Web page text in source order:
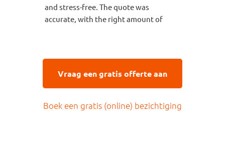
and stress-free. The quote was
accurate, with the right amount of
highly recommend them to anyone
looking for a reliable and efficient
moving company.
Vraag een gratis offerte aan
Boek een gratis (online) bezichtiging